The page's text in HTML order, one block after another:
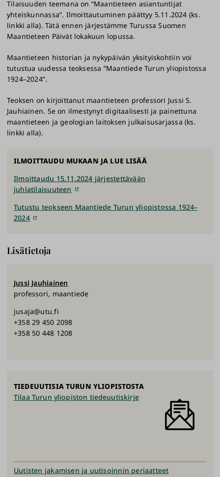
Tilaisuuden teemana on “Maantieteen asiantuntijat
yhteiskunnassa”. Ilmoittautuminen päättyy 5.11.2024 (ks.
linkki alla). Tätä ennen järjestämme Turussa Suomen
Maantieteen Päivät lokakuun lopussa.
Maantieteen historian ja nykypäivän yksityiskohtiin voi
tutustua uudessa teoksessa ”Maantiede Turun yliopistossa
1924–2024”.
Teoksen on kirjoittanut maantieteen professori Jussi S.
Jauhiainen. Se on ilmestynyt digitaalisesti ja painettuna
maantieteen ja geologian laitoksen julkaisusarjassa (ks.
linkki alla).
ILMOITTAUDU MUKAAN JA LUE LISÄÄ
Ilmoittaudu 15.11.2024 järjestettävään
juhlatilaisuuteen
Tutustu teokseen Maantiede Turun yliopistossa 1924–
2024
Lisätietoja
Jussi Jauhiainen
professori, maantiede
jusaja@utu.fi
+358 29 450 2098
+358 50 448 1208
TIEDEUUTISIA TURUN YLIOPISTOSTA
Tilaa Turun yliopiston tiedeuutiskirje
Uutisten jakamisen ja uutisoinnin periaatteet